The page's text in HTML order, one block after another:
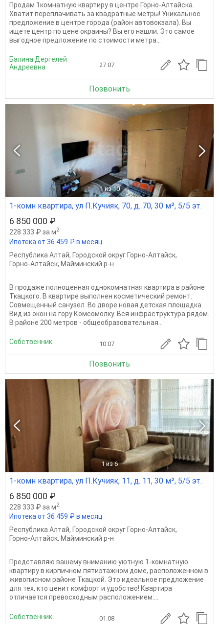
Продам 1комнатную квартиру в центре Горно-Алтайска.
Хватит переплачивать за квадратные метры! Уникальное
предложение в центре города (район автовокзала). Вы
ищете центр по цене окраины? Вы его нашли. Это самое
выгодное предложение по стоимости метра...
Балина Дергелей
Андреевна
27.07
Позвонить
1 из 10
1-комн квартира, ул П.Кучияк, 70, д. 70, 30 м², 5/5 эт.
6 850 000 ₽
228 333 ₽ за м2
Ипотека от 36 459 ₽ в месяц
Республика Алтай, Городской округ Горно-Алтайск,
Горно-Алтайск, Майминский р-н
В продаже полноценная однокомнатная квартира в районе
Ткацкого. В квартире выполнен косметический ремонт.
Совмещенный санузел. Во дворе новая детская площадка.
Вид из окон на гору Комсомолку. Вся инфраструктура рядом.
В районе 200 метров - общеобразовательная...
Собственник 10.07
Позвонить
1 из 6
1-комн квартира, ул П.Кучияк, 11, д. 11, 30 м², 5/5 эт.
6 850 000 ₽
228 333 ₽ за м2
Ипотека от 36 459 ₽ в месяц
Республика Алтай, Городской округ Горно-Алтайск,
Горно-Алтайск, Майминский р-н
Представляю вашему вниманию уютную 1-комнатную
квартиру в кирпичном пятиэтажном доме, расположенном в
живописном районе Ткацкой. Это идеальное предложение
для тех, кто ценит комфорт и удобство! Квартира
отличается превосходным расположением:...
Собственник 01.08